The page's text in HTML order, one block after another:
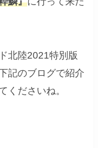
北陸2021特別版
記のブログで紹介
くださいね。